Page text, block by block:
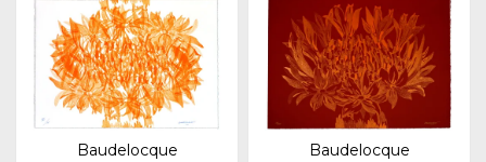
Baudelocque Baudelocque